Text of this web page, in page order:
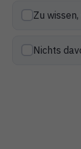
Zu
Nichts